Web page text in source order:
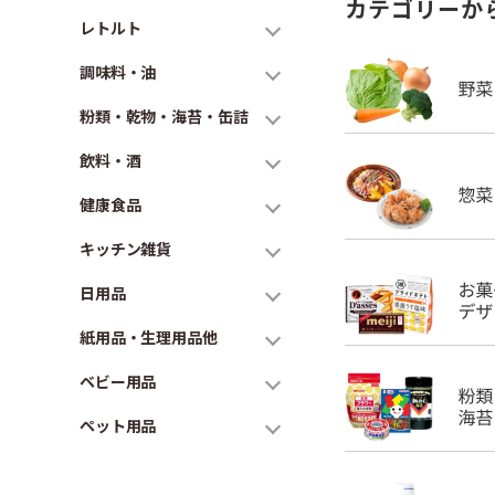
レトルト
調味料・油
粉類・乾物・海苔・缶詰
飲料・酒
健康食品
キッチン雑貨
日用品
紙用品・生理用品他
ベビー用品
ペット用品
カテゴリーか